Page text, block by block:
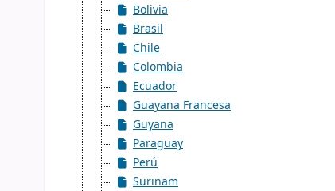
Bolivia
Brasil
Chile
Colombia
Ecuador
Guayana Francesa
Guyana
Paraguay
Perú
Surinam